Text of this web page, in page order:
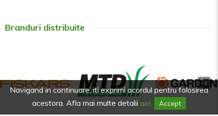
Branduri distribuite
Navigand in continuare, iti exprimi acordul pentru folosirea
acestora. Afla mai multe detalii aici. Accept